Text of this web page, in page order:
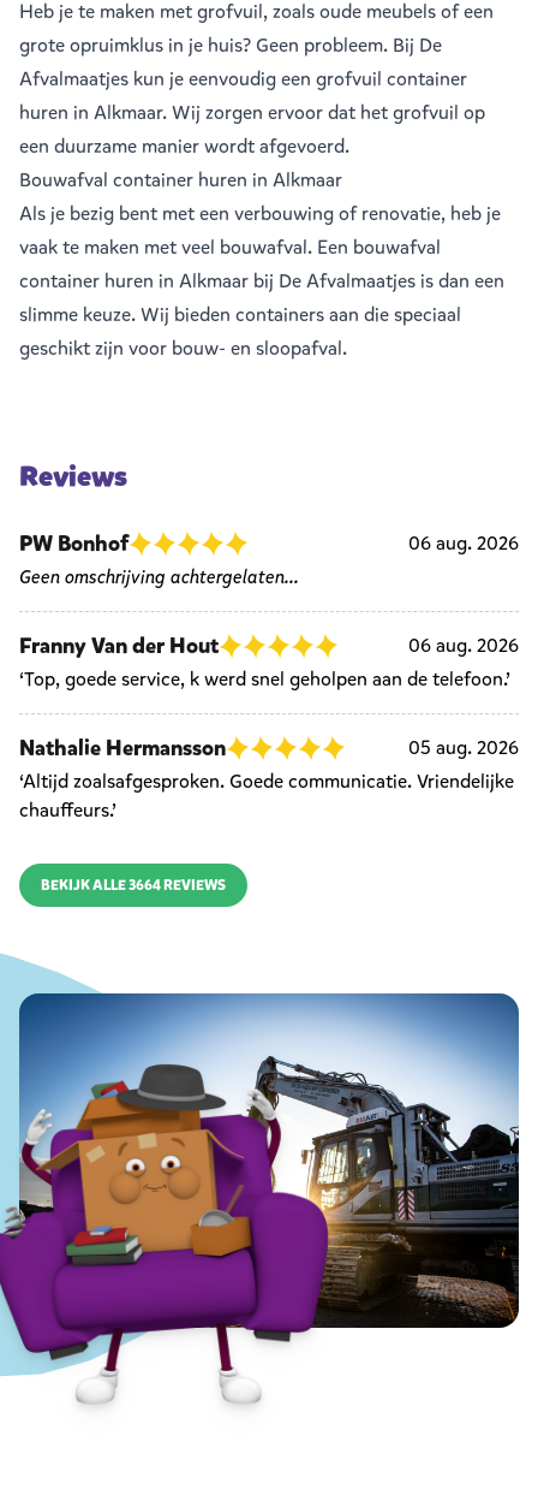
Heb je te maken met grofvuil, zoals oude meubels of een
grote opruimklus in je huis? Geen probleem. Bij De
Afvalmaatjes kun je eenvoudig een grofvuil container
huren in Alkmaar. Wij zorgen ervoor dat het grofvuil op
een duurzame manier wordt afgevoerd.
Bouwafval container huren in Alkmaar
Als je bezig bent met een verbouwing of renovatie, heb je
vaak te maken met veel bouwafval. Een bouwafval
container huren in Alkmaar bij De Afvalmaatjes is dan een
slimme keuze. Wij bieden containers aan die speciaal
geschikt zijn voor bouw- en sloopafval.
Reviews
PW Bonhof
06 aug. 2026
Geen omschrijving achtergelaten...
Franny Van der Hout
06 aug. 2026
‘Top, goede service, k werd snel geholpen aan de telefoon.’
Nathalie Hermansson
05 aug. 2026
‘Altijd zoalsafgesproken. Goede communicatie. Vriendelijke
chauffeurs.’
BEKIJK ALLE 3664 REVIEWS